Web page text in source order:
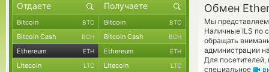
Обмен
Мы представляем
Наличные ILS по
обращать
администрации
Для
специальное
Bitcoin BTC Bitcoin BTC
Bitcoin Cash BCH Bitcoin Cash BCH
Ethereum ETH Ethereum ETH
Litecoin LTC Litecoin LTC